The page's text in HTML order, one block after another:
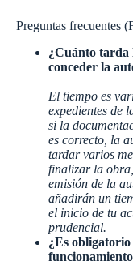
Preguntas frecuentes
¿Cuánto tarda
conceder la
El tiempo es
expedientes de
si la
es correcto, la
tardar varios
finalizar la
emisión de la
añadirán un
el inicio de tu
prudencial.
¿Es